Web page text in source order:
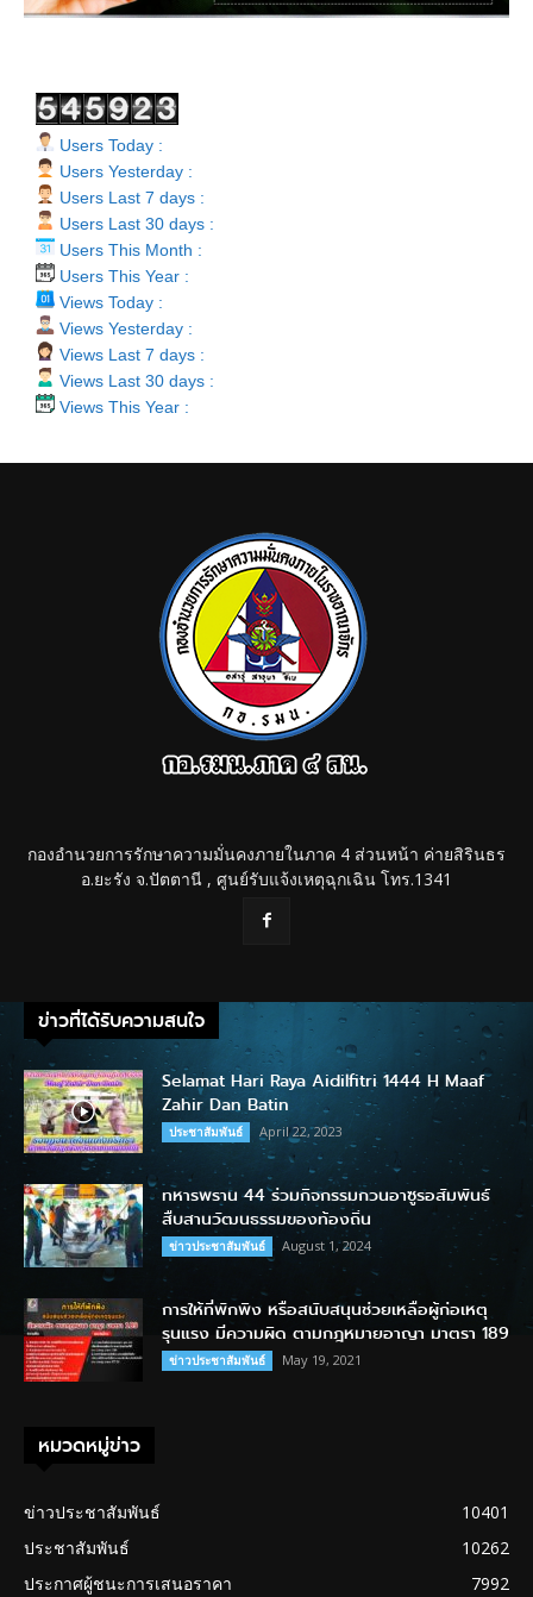
Users Today :
Users Yesterday :
Users Last 7 days :
Users Last 30 days :
Users This Month :
Users This Year :
Views Today :
Views Yesterday :
Views Last 7 days :
Views Last 30 days :
Views This Year :
กองอำนวยการรักษาความมั่นคงภายในภาค 4 ส่วนหน้า ค่ายสิรินธร
อ.ยะรัง จ.ปัตตานี , ศูนย์รับแจ้งเหตุฉุกเฉิน โทร.1341
ข่าวที่ได้รับความสนใจ
Selamat Hari Raya Aidilfitri 1444 H Maaf
Zahir Dan Batin
ประชาสัมพันธ์ April 22, 2023
ทหารพราน 44 ร่วมกิจกรรมกวนอาซูรอสัมพันธ์
สืบสานวัฒนธรรมของท้องถิ่น
ข่าวประชาสัมพันธ์ August 1, 2024
การให้ที่พักพิง หรือสนับสนุนช่วยเหลือผู้ก่อเหตุ
รุนแรง มีความผิด ตามกฎหมายอาญา มาตรา 189
ข่าวประชาสัมพันธ์ May 19, 2021
หมวดหมู่ข่าว
ข่าวประชาสัมพันธ์
10401
ประชาสัมพันธ์
10262
ประกาศผู้ชนะการเสนอราคา
7992